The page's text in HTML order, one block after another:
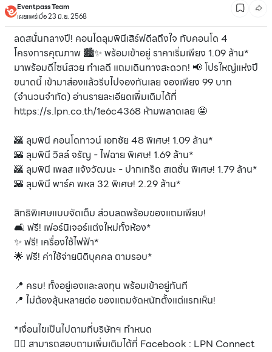
Eventpass Team
เผยแพร่เมื่อ 23 มิ.ย. 2568
ลดสนั่นกลางปี! คอนโดลุมพินีเสิร์ฟดีลถึงใจ กับคอนโด 4
โครงการคุณภาพ 🏙️✨ พร้อมเข้าอยู่ ราคาเริ่มเพียง 1.09 ล้าน*
มาพร้อมดีไซน์สวย ทำเลดี แถมเดินทางสะดวก! 📢 โปรใหญ่แห่งปี
ขนาดนี้ เข้ามาส่องแล้วรีบไปจองกันเลย จองเพียง 99 บาท
(จำนวนจำกัด) อ่านรายละเอียดเพิ่มเติมได้ที่
https://s.lpn.co.th/1e6c4368 ห้ามพลาดเลย 🤩
🌇 ลุมพินี คอนโดทาวน์ เอกชัย 48 พิเศษ! 1.09 ล้าน*
🌇 ลุมพินี วิลล์ จรัญ - ไฟฉาย พิเศษ! 1.69 ล้าน*
🌇 ลุมพินี เพลส แจ้งวัฒนะ - ปากเกร็ด สเตชั่น พิเศษ! 1.79 ล้าน*
🌇 ลุมพินี พาร์ค พหล 32 พิเศษ! 2.29 ล้าน*
สิทธิพิเศษแบบจัดเต็ม ส่วนลดพร้อมของแถมเพียบ!
🛋️ ฟรี! เฟอร์นิเจอร์แต่งใหม่ทั้งห้อง*
✨ ฟรี! เครื่องใช้ไฟฟ้า*
🌟 ฟรี! ค่าใช้จ่ายนิติบุคคล ตามรอบ*
📍 ครบ! ทั้งอยู่เองและลงทุน พร้อมเข้าอยู่ทันที
📍 ไม่ต้องลุ้นหลายต่อ ของแถมจัดหนักตั้งแต่แรกเห็น!
*เงื่อนไขเป็นไปตามที่บริษัทฯ กำหนด
👉🏻 สามารถสอบถามเพิ่มเติมได้ที่ Facebook : LPN Connect